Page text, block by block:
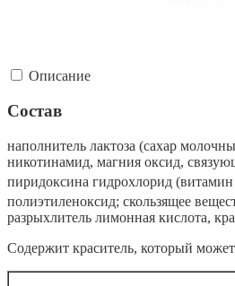
Описание
Состав
наполнитель лактоза (сахар
никотинамид, магния оксид,
пиридоксина гидрохлорид
полиэтиленоксид; скользящее
разрыхлитель лимонная кислота,
Содержит краситель, который